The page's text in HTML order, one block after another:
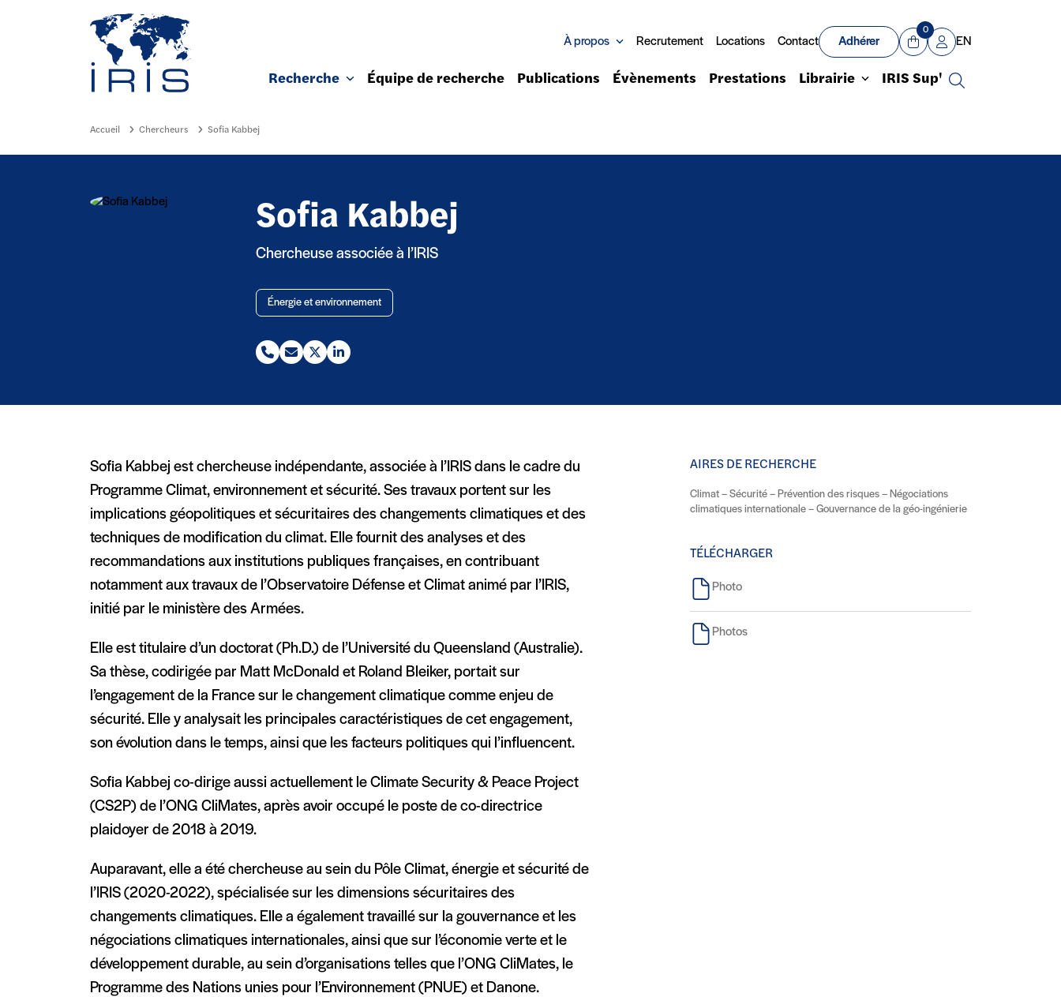
Aller au contenu principal
À propos Recrutement Locations Contact Adhérer
Panier
0
Mon compte
EN
Recherche Équipe de recherche Publications Évènements Prestations Librairie IRIS Sup'
Recherche
Accueil Chercheurs Sofia Kabbej
Sofia Kabbej
Chercheuse associée à l’IRIS
Énergie et environnement
Téléphone (nouvelle fenêtre)
Email (nouvelle fenêtre)
X (Twitter) (nouvelle fenêtre)
Linkedin (nouvelle fenêtre)
Sofia Kabbej est chercheuse indépendante, associée à l’IRIS dans le cadre du
Programme Climat, environnement et sécurité. Ses travaux portent sur les
implications géopolitiques et sécuritaires des changements climatiques et des
techniques de modification du climat. Elle fournit des analyses et des
recommandations aux institutions publiques françaises, en contribuant
notamment aux travaux de l’Observatoire Défense et Climat animé par l’IRIS,
initié par le ministère des Armées.
Elle est titulaire d’un doctorat (Ph.D.) de l’Université du Queensland (Australie).
Sa thèse, codirigée par Matt McDonald et Roland Bleiker, portait sur
l’engagement de la France sur le changement climatique comme enjeu de
sécurité. Elle y analysait les principales caractéristiques de cet engagement,
son évolution dans le temps, ainsi que les facteurs politiques qui l’influencent.
Sofia Kabbej co-dirige aussi actuellement le Climate Security & Peace Project
(CS2P) de l’ONG CliMates, après avoir occupé le poste de co-directrice
plaidoyer de 2018 à 2019.
Auparavant, elle a été chercheuse au sein du Pôle Climat, énergie et sécurité de
l’IRIS (2020-2022), spécialisée sur les dimensions sécuritaires des
changements climatiques. Elle a également travaillé sur la gouvernance et les
négociations climatiques internationales, ainsi que sur l’économie verte et le
développement durable, au sein d’organisations telles que l’ONG CliMates, le
Programme des Nations unies pour l’Environnement (PNUE) et Danone.
AIRES DE RECHERCHE
Climat – Sécurité – Prévention des risques – Négociations
climatiques internationale – Gouvernance de la géo-ingénierie
TÉLÉCHARGER
Photo
Photos